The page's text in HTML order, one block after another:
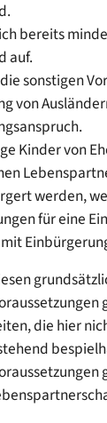
bereits
auf.
sonstigen
von
Kinder von
werden,
für eine
die hier